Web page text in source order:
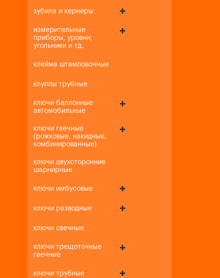
зубила и кернеры
измерительные
приборы, уровни,
угольники и тд.
клейма штамповочные
клуппы трубные
ключи баллонные
автомобильные
ключи гаечные
(рожковые, накидные,
комбинированные)
ключи двухсторонние
шарнирные
ключи имбусовые
ключи разводные
ключи свечные
ключи трещоточные
гаечные
ключи трубные